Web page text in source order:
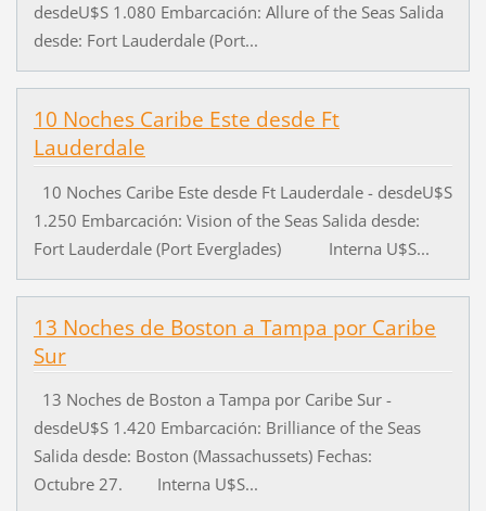
desdeU$S 1.080 Embarcación: Allure of the Seas Salida
desde: Fort Lauderdale (Port...
10 Noches Caribe Este desde Ft
Lauderdale
10 Noches Caribe Este desde Ft Lauderdale - desdeU$S
1.250 Embarcación: Vision of the Seas Salida desde:
Fort Lauderdale (Port Everglades) Interna U$S...
13 Noches de Boston a Tampa por Caribe
Sur
13 Noches de Boston a Tampa por Caribe Sur -
desdeU$S 1.420 Embarcación: Brilliance of the Seas
Salida desde: Boston (Massachussets) Fechas:
Octubre 27. Interna U$S...